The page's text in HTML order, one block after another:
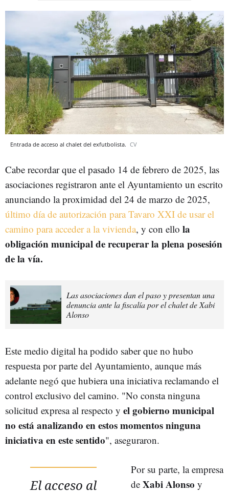
Entrada de acceso al chalet del exfutbolista. CV
Cabe recordar que el pasado 14 de febrero de 2025, las
asociaciones registraron ante el Ayuntamiento un escrito
anunciando la proximidad del 24 de marzo de 2025,
último día de autorización para Tavaro XXI de usar el
camino para acceder a la vivienda, y con ello la
obligación municipal de recuperar la plena posesión
de la vía.
Las asociaciones dan el paso y presentan una
denuncia ante la fiscalía por el chalet de Xabi
Alonso
Este medio digital ha podido saber que no hubo
respuesta por parte del Ayuntamiento, aunque más
adelante negó que hubiera una iniciativa reclamando el
control exclusivo del camino. "No consta ninguna
solicitud expresa al respecto y el gobierno municipal
no está analizando en estos momentos ninguna
iniciativa en este sentido", aseguraron.
El acceso al
Por su parte, la empresa
de Xabi Alonso y